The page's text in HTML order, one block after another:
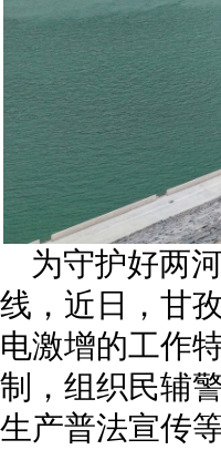
为守护好两
线，近日，甘
电激增的工作
制，组织民辅
生产普法宣传